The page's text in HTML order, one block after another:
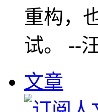
重构，
试。 --
文章